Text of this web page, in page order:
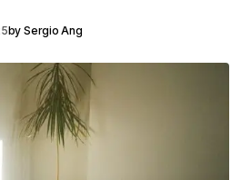
by Sergio Ang